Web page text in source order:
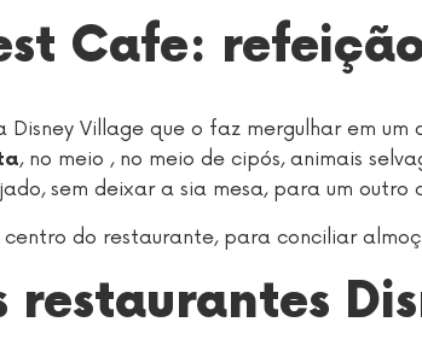
Cafe:
Village que o faz mergulhar em
, no meio , no meio de cipós, animais
sem deixar a sia mesa, para um
centro do restaurante, para conciliar
restaurantes